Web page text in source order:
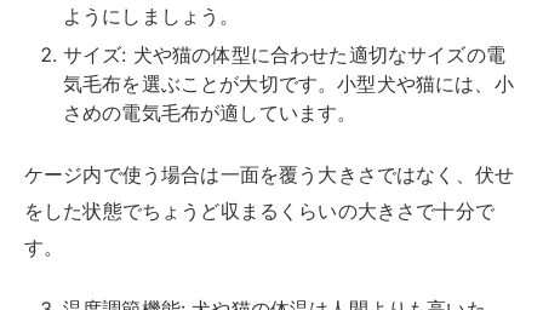
ようにしましょう。
サイズ: 犬や猫の体型に合わせた適切なサイズの電
気毛布を選ぶことが大切です。小型犬や猫には、小
さめの電気毛布が適しています。
ケージ内で使う場合は一面を覆う大きさではなく、伏せ
をした状態でちょうど収まるくらいの大きさで十分で
す。